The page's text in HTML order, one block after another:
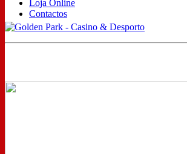
Loja Online
Contactos